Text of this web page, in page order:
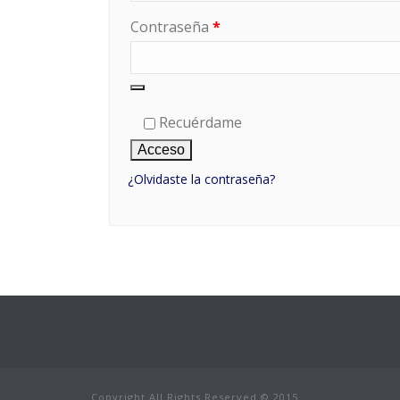
Contraseña *Obligatorio
Recuérdame
Acceso
¿Olvidaste la contraseña?
Copyright All Rights Reserved © 2015